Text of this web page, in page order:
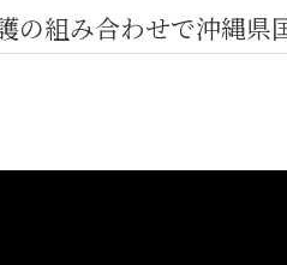
の組み合わせで沖縄